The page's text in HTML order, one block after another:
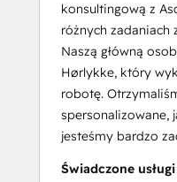
konsultingową z
różnych zadaniach
Naszą główną
Hørlykke, który
robotę.
spersonalizowane,
jesteśmy bardzo
Świadczone usługi